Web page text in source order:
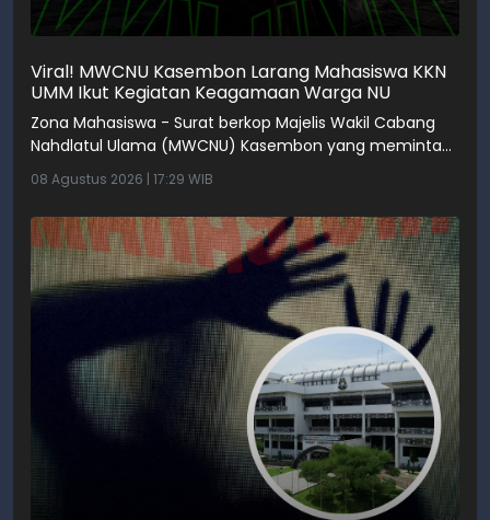
Viral! MWCNU Kasembon Larang Mahasiswa KKN
UMM Ikut Kegiatan Keagamaan Warga NU
Zona Mahasiswa - Surat berkop Majelis Wakil Cabang
Nahdlatul Ulama (MWCNU) Kasembon yang meminta
jajaran organisasi NU tidak melibatkan mahasiswa Kul
08 Agustus 2026 | 17:29 WIB